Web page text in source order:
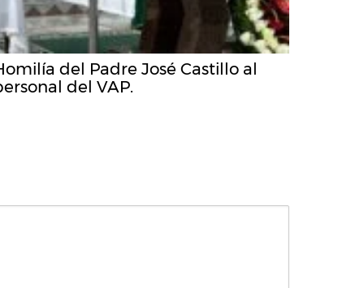
del Padre José Castillo al
del VAP.